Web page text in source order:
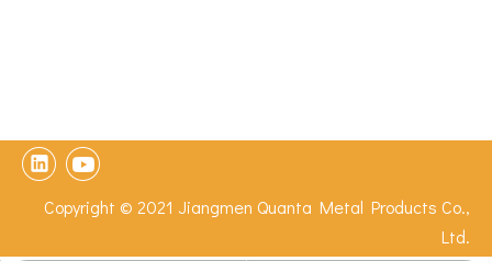
Copyright © 2021 Jiangmen Quanta Metal Products Co.,
Ltd.